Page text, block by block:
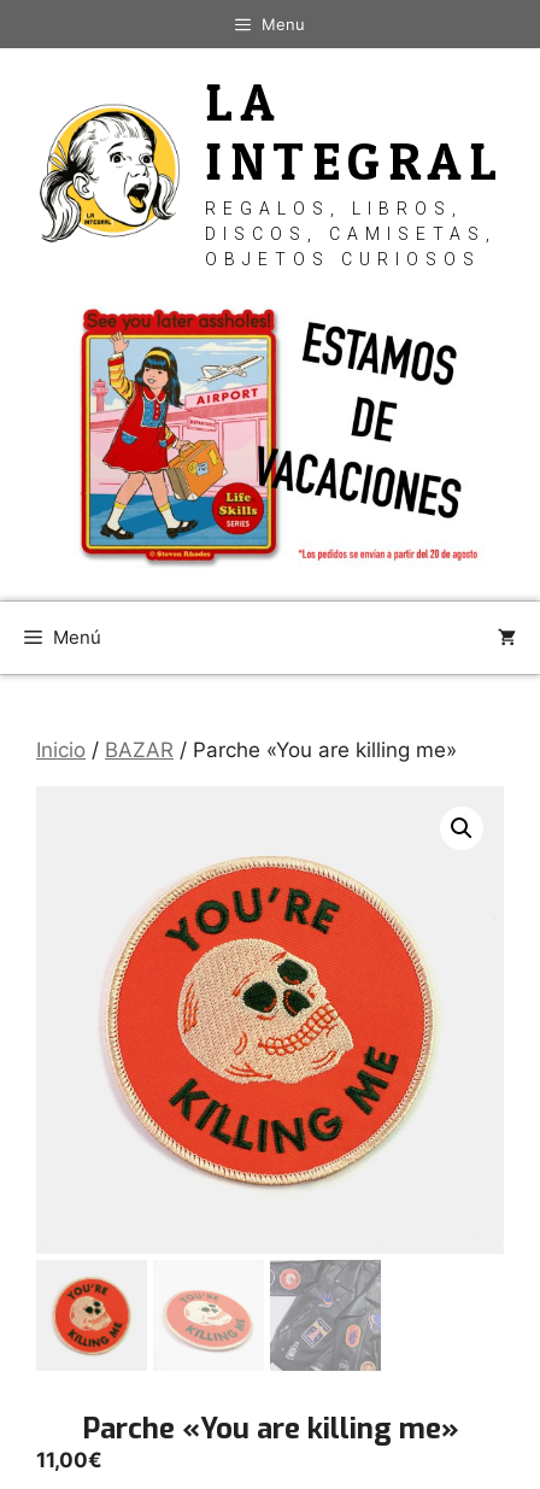
al
Menu
LA
INTEGRAL
REGALOS, LIBROS,
DISCOS, CAMISETAS,
OBJETOS CURIOSOS
Menú
Inicio / BAZAR / Parche «You are killing me»
Parche «You are killing me»
11,00€